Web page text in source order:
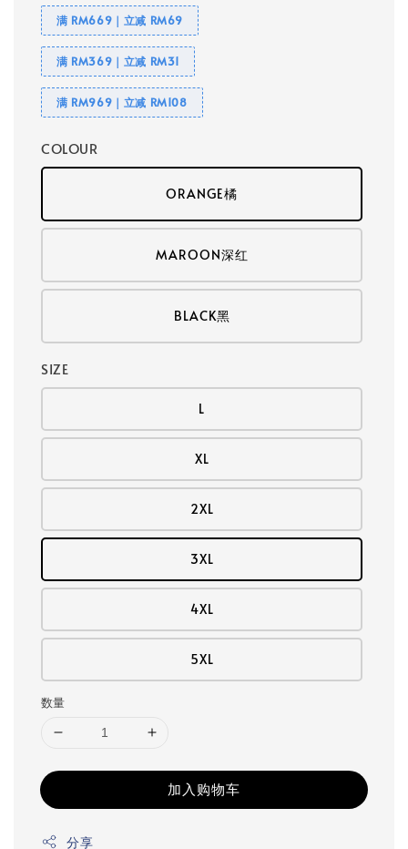
满 RM669｜立减 RM69
满 RM369｜立减 RM31
满 RM969｜立减 RM108
COLOUR
ORANGE橘
MAROON深红
BLACK黑
SIZE
L
XL
2XL
3XL
4XL
5XL
数量
加入购物车
分享